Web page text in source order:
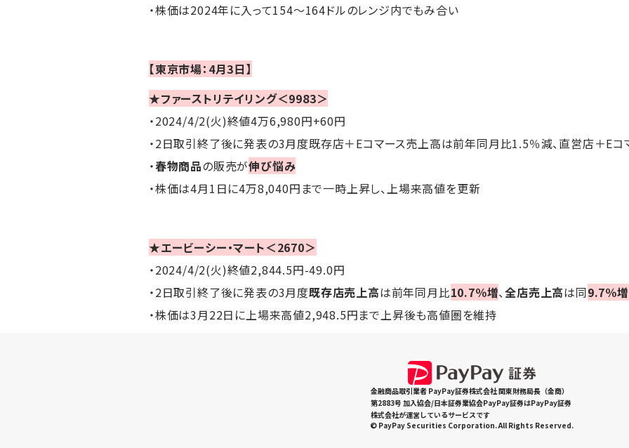
・株価は2024年に入って154～164ドルのレンジ内でもみ合い
【東京市場：4月3日】
★ファーストリテイリング＜9983＞
・2024/4/2(火)終値4万6,980円+60円
・2日取引終了後に発表の3月度既存店＋Eコマース売上高は前年同月比1.5％減、直営店＋E
・春物商品の販売が伸び悩み
・株価は4月1日に4万8,040円まで一時上昇し、上場来高値を更新
★エービーシー・マート＜2670＞
・2024/4/2(火)終値2,844.5円-49.0円
・2日取引終了後に発表の3月度既存店売上高は前年同月比10.7％増、全店売上高は同9.7％増
・株価は3月22日に上場来高値2,948.5円まで上昇後も高値圏を維持
金融商品取引業者 PayPay証券株式会社 関東財務局長（金商）
第2883号 加入協会/日本証券業協会PayPay証券はPayPay証券
株式会社が運営しているサービスです
© PayPay Securities Corporation. All Rights Reserved.